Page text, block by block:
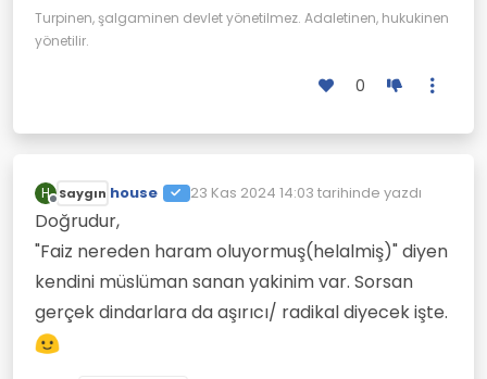
Musevi olduğunu iddia ediyorsa, onu öyle
kabul ederim. Radikalmış veya ılımlıymış,
inançlarından ötürü değil, bilakis
anlamı olmayacaktır.
Turpinen, şalgaminen devlet yönetilmez. Adaletinen, hukukinen
yönetilir.
0
H
Çevrimdışı
Saygın house 23 Kas 2024 14:03 tarihinde yazdı
Son düzenleyen:
Doğrudur,
"Faiz nereden haram oluyormuş(helalmiş)" diyen
kendini müslüman sanan yakinim var. Sorsan
gerçek dindarlara da aşırıcı/ radikal diyecek işte.